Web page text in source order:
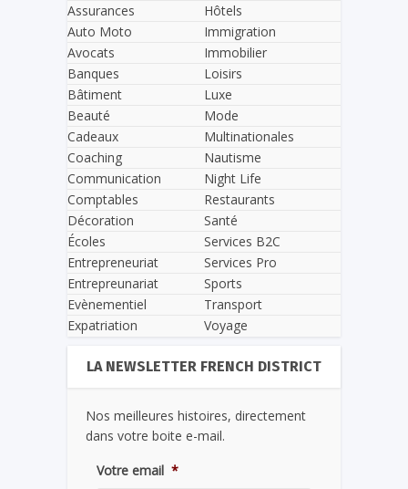
Assurances
Auto Moto
Avocats
Banques
Bâtiment
Beauté
Cadeaux
Coaching
Communication
Comptables
Décoration
Écoles
Entrepreneuriat
Entrepreunariat
Evènementiel
Expatriation
Hôtels
Immigration
Immobilier
Loisirs
Luxe
Mode
Multinationales
Nautisme
Night Life
Restaurants
Santé
Services B2C
Services Pro
Sports
Transport
Voyage
LA NEWSLETTER FRENCH DISTRICT
Nos meilleures histoires, directement
dans votre boite e-mail.
Votre email *